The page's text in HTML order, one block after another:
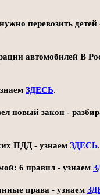
перевозить детей
автомобилей В
ЗДЕСЬ.
новый закон -
ПДД - узнаем ЗДЕСЬ.
6 правил - узнаем
права - узнаем